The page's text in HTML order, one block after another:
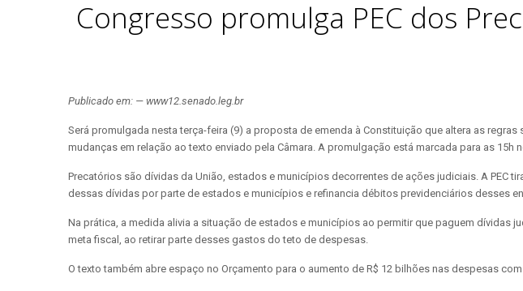
Congresso promulga PEC dos
Publicado em: — www12.senado.leg.br
Será promulgada nesta terça-feira (9) a proposta de emenda à Constituição que altera as
mudanças em relação ao texto enviado pela Câmara. A promulgação está marcada para as 15h
Precatórios são dívidas da União, estados e municípios decorrentes de ações judiciais. A PEC
dessas dívidas por parte de estados e municípios e refinancia débitos previdenciários desses
Na prática, a medida alivia a situação de estados e municípios ao permitir que paguem
meta fiscal, ao retirar parte desses gastos do teto de despesas.
O texto também abre espaço no Orçamento para o aumento de R$ 12 bilhões nas despesas